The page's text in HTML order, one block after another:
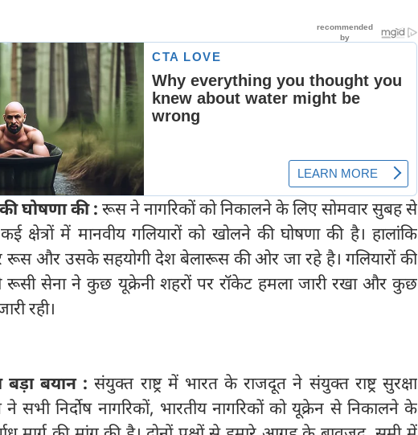
घोषणा की : रूस ने नागरिकों को निकालने के लिए सोमवार सुबह से
क्षेत्रों में मानवीय गलियारों को खोलने की घोषणा की है। हालांकि
रूस और उसके सहयोगी देश बेलारूस की ओर जा रहे है। गलियारों की
रूसी सेना ने कुछ यूक्रेनी शहरों पर रॉकेट हमला जारी रखा और कुछ
रही।
बड़ा बयान :संयुक्त राष्ट्र में भारत के राजदूत ने संयुक्त राष्ट्र सुरक्षा
सभी निर्दोष नागरिकों, भारतीय नागरिकों को यूक्रेन से निकालने के